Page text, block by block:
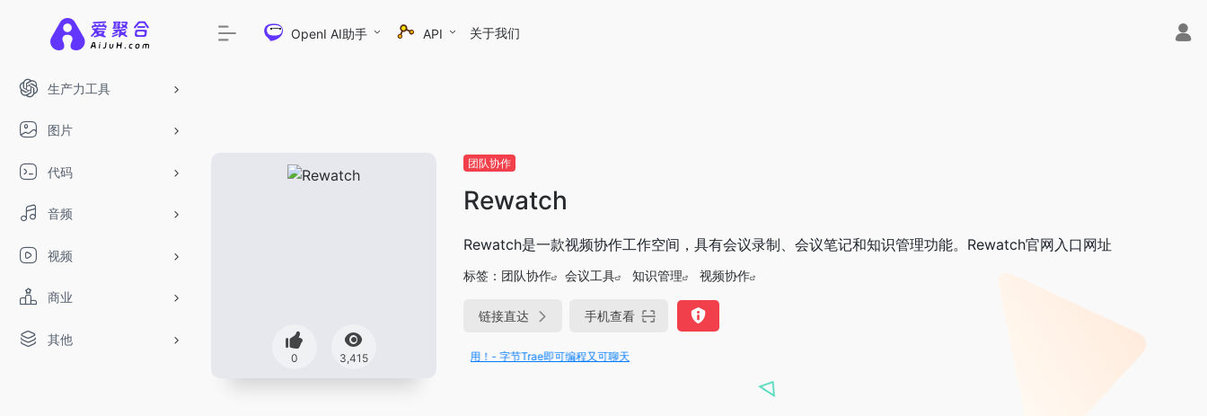
生产力工具
图片
代码
音频
视频
商业
其他
OpenI AI助手 API 关于我们
0 3,415
团队协作
Rewatch
Rewatch是一款视频协作工作空间，具有会议录制、会议笔记和知识管理功能。Rewatch官网入口网址
标签： 团队协作 会议工具 知识管理 视频协作
链接直达 手机查看
DeepSeek-R1、V3满血版免费用！- 字节Trae即可编程又可聊天